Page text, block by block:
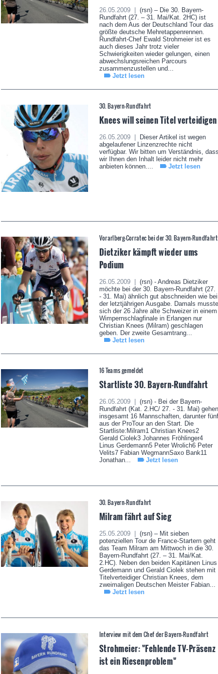
26.05.2009 |
(rsn) – Die 30. Bayern-
Rundfahrt (27. – 31. Mai/Kat. 2HC) ist
nach dem Aus der Deutschland Tour das
größte deutsche Mehretappenrennen.
Rundfahrt-Chef Ewald Strohmeier ist es
auch dieses Jahr trotz vieler
Schwierigkeiten wieder gelungen, einen
abwechslungsreichen Parcours
zusammenzustellen und...
Jetzt lesen
30. Bayern-Rundfahrt
Knees will seinen Titel verteidigen
26.05.2009 |
Dieser Artikel ist wegen
abgelaufener Linzenzrechte nicht
verfügbar. Wir bitten um Verständnis,
wir Ihnen den Inhalt leider nicht mehr
anbieten können....
Jetzt lesen
Vorarlberg-Corratec bei der 30. Bayern-Rundfahrt
Dietziker kämpft wieder ums
Podium
26.05.2009 |
(rsn) - Andreas Dietziker
möchte bei der 30. Bayern-Rundfahrt (27.
- 31. Mai) ähnlich gut abschneiden wie bei
der letztjährigen Ausgabe. Damals musste
sich der 26 Jahre alte Schweizer in einem
Wimpernschlagfinale in Erlangen nur
Christian Knees (Milram) geschlagen
geben. Der zweite Gesamtrang...
Jetzt lesen
16 Teams gemeldet
Startliste 30. Bayern-Rundfahrt
26.05.2009 |
(rsn) - Bei der Bayern-
Rundfahrt (Kat. 2.HC/ 27. - 31. Mai) gehen
insgesamt 16 Mannschaften, darunter fünf
aus der ProTour an den Start. Die
Startliste:Milram1 Christian Knees2
Gerald Ciolek3 Johannes Fröhlinger4
Linus Gerdemann5 Peter Wrolich6 Peter
Velits7 Fabian WegmannSaxo Bank11
Jonathan...
Jetzt lesen
30. Bayern-Rundfahrt
Milram fährt auf Sieg
25.05.2009 |
(rsn) – Mit sieben
potenziellen Tour de France-Startern geht
das Team Milram am Mittwoch in die 30.
Bayern-Rundfahrt (27. – 31. Mai/Kat.
2.HC). Neben den beiden Kapitänen Linus
Gerdemann und Gerald Ciolek stehen mit
Titelverteidiger Christian Knees, dem
zweimaligen Deutschen Meister Fabian...
Jetzt lesen
Interview mit dem Chef der Bayern-Rundfahrt
Strohmeier: "Fehlende TV-Präsenz
ist ein Riesenproblem"